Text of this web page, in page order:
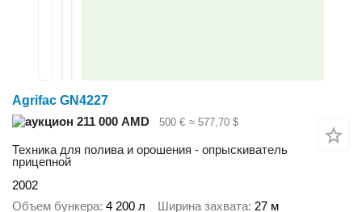
Agrifac GN4227
211 000 AMD
500 € ≈ 577,70 $
Техника для полива и орошения - опрыскиватель
прицепной
2002
Объем бункера 4 200 л Ширина захвата 27 м